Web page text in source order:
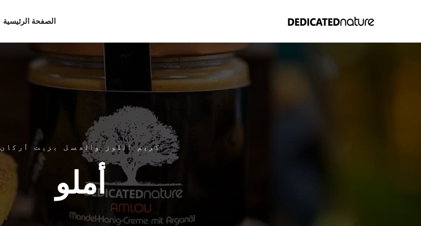
الصفحة الرئيسية
كريم اللوز والعسل بزيت أركان
أملو